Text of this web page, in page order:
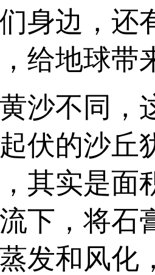
身边，还
给地球带
沙不同，
伏的沙丘
其实是面
下，将石
发和风化